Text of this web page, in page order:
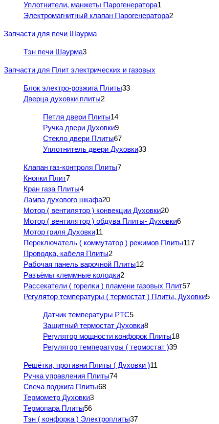
Уплотнители, манжеты Парогенератора1
Электромагнитный клапан Парогенератора2
Запчасти для печи Шаурма
Тэн печи Шаурма3
Запчасти для Плит электрических и газовых
Блок электро-розжига Плиты33
Дверца духовки плиты2
Петля двери Плиты14
Ручка двери Духовки9
Стекло двери Плиты67
Уплотнитель двери Духовки33
Клапан газ-контроля Плиты7
Кнопки Плит7
Кран газа Плиты4
Лампа духового шкафа20
Мотор ( вентилятор ) конвекции Духовки20
Мотор ( вентилятор ) обдува Плиты- Духовки6
Мотор гриля Духовки11
Переключатель ( коммутатор ) режимов Плиты117
Проводка, кабеля Плиты2
Рабочая панель варочной Плиты12
Разъёмы клеммные колодки2
Рассекатели ( горелки ) пламени газовых Плит57
Регулятор температуры ( термостат ) Плиты, Духовки5
Датчик температуры PTC5
Защитный термостат Духовки8
Регулятор мощности конфорок Плиты18
Регулятор температуры ( термостат )39
Решётки, противни Плиты ( Духовки )11
Ручка управления Плиты74
Свеча поджига Плиты68
Термометр Духовки3
Термопара Плиты56
Тэн ( конфорка ) Электроплиты37